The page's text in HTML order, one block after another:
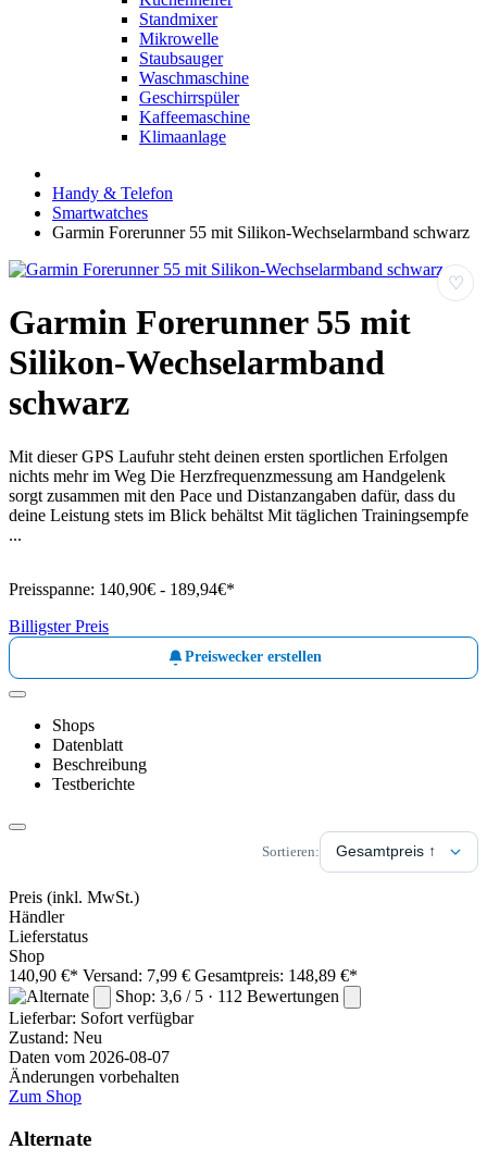
Standmixer
Mikrowelle
Staubsauger
Waschmaschine
Geschirrspüler
Kaffeemaschine
Klimaanlage
Handy & Telefon
Smartwatches
Garmin Forerunner 55 mit Silikon-Wechselarmband schwarz
♡
Garmin Forerunner 55 mit
Silikon-Wechselarmband
schwarz
Mit dieser GPS Laufuhr steht deinen ersten sportlichen Erfolgen
nichts mehr im Weg Die Herzfrequenzmessung am Handgelenk
sorgt zusammen mit den Pace und Distanzangaben dafür, dass du
deine Leistung stets im Blick behältst Mit täglichen Trainingsempfe
...
Preisspanne: 140,90€ - 189,94€*
Billigster Preis
Preiswecker erstellen
Shops
Datenblatt
Beschreibung
Testberichte
Sortieren:
Preis (inkl. MwSt.)
Händler
Lieferstatus
Shop
140,90 €* Versand: 7,99 € Gesamtpreis: 148,89 €*
Shop: 3,6 / 5 · 112 Bewertungen
Lieferbar: Sofort verfügbar
Zustand: Neu
Daten vom 2026-08-07
Änderungen vorbehalten
Zum Shop
Alternate